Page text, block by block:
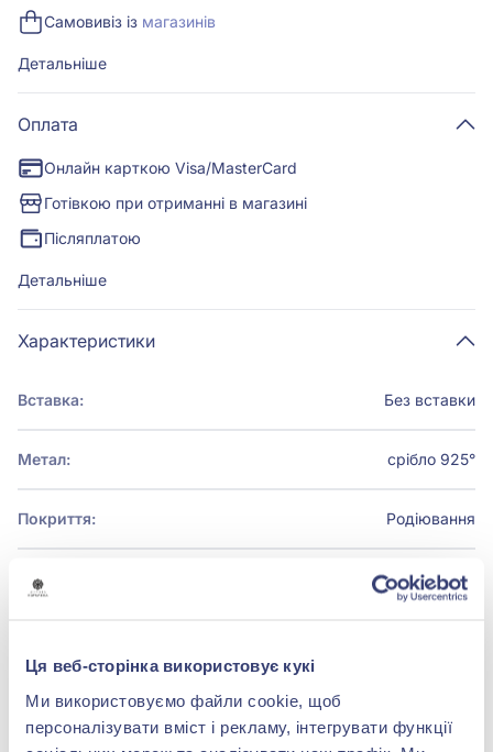
Ця веб-сторінка використовує кукі
Ми використовуємо файли cookie, щоб
персоналізувати вміст і рекламу, інтегрувати функції
Самовивіз із магазинів
Детальніше
Оплата
Онлайн карткою Visa/MasterCard
Готівкою при отриманні в магазині
Післяплатою
Детальніше
Характеристики
Вставка: Без вставки
Метал: срібло 925°
Покриття: Родіювання
Детальніше